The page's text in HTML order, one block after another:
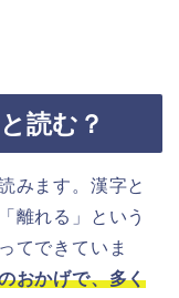
読む？
みます。漢字と
離れる」という
てできていま
おかげで、多く